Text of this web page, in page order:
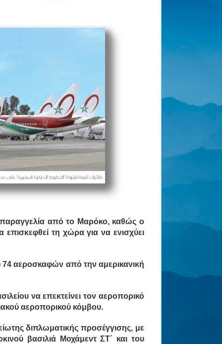
παραγγελία από το Μαρόκο, καθώς ο
τη χώρα για να ενισχύει
74 αεροσκαφών από την αμερικανική
να επεκτείνει τον αεροπορικό
αεροπορικού κόμβου.
διπλωματικής προσέγγισης, με
βασιλιά Μοχάμεντ ΣΤ΄ και του